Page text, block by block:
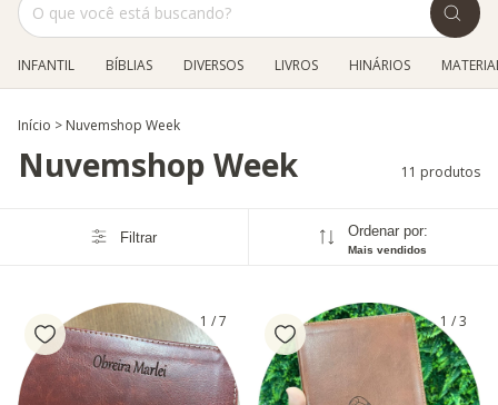
INFANTIL BÍBLIAS DIVERSOS LIVROS HINÁRIOS
Início > Nuvemshop Week
Nuvemshop Week 11 produtos
Filtrar Ordenar por:
Mais vendidos
1 /7 1 /3